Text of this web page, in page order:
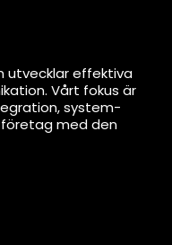
utvecklar effektiva
Vårt fokus är
system-
företag med den